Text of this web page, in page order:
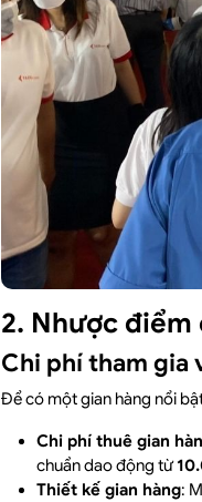
2. Nhược điểm
Chi phí tham gia
Để có một gian hàng nổi
Chi phí thuê gian
chuẩn dao động từ
Thiết kế gian hàng: